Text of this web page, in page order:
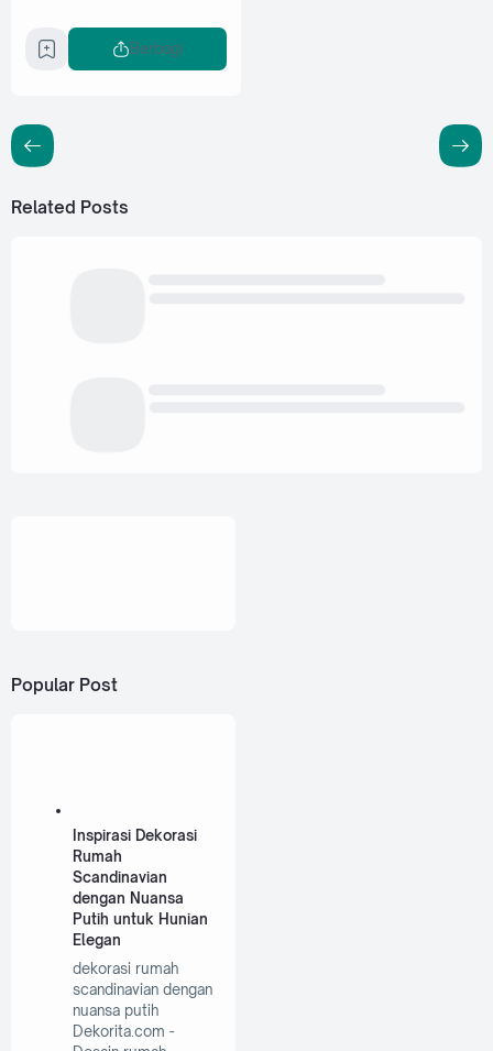
Berbagi
Related Posts
Popular Post
Inspirasi Dekorasi
Rumah
Scandinavian
dengan Nuansa
Putih untuk Hunian
Elegan
dekorasi rumah
scandinavian dengan
nuansa putih
Dekorita.com -